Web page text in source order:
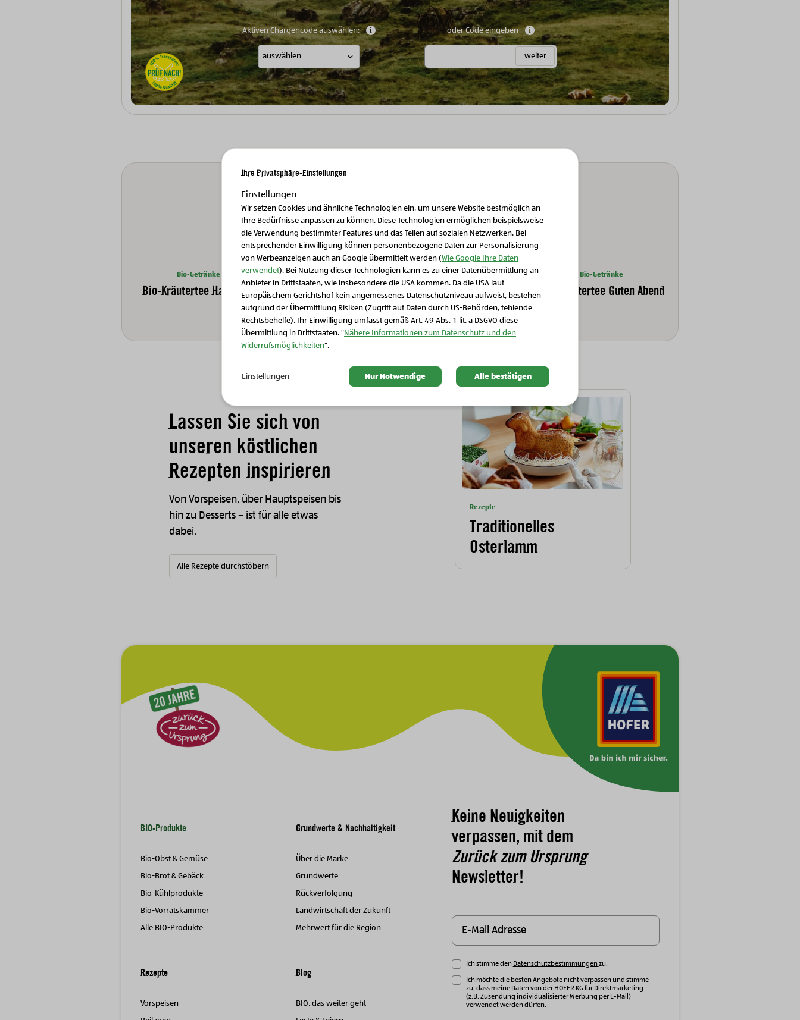
Aktiven Chargencode auswählen: Weitere Informationen anzeigen
oder Code eingeben Weitere Informationen anzeigen
weiter
Weitere Produkte
Bio-Getränke
Bio-Kräutertee Harmonie
Bio-Getränke
Bio-Kräutertee Atemwohl
Bio-Getränke
Bio-Apfel-Kräutertee Auszeit
Bio-Getränke
Bio-Kräutertee Guten Abend
Rezepte
Traditionelles
Osterlamm
Lassen Sie sich von
unseren köstlichen
Rezepten inspirieren
Von Vorspeisen, über Hauptspeisen bis
hin zu Desserts – ist für alle etwas
dabei.
Alle Rezepte durchstöbern
Keine Neuigkeiten
verpassen, mit dem
Zurück zum Ursprung
Newsletter!
Ich stimme den Datenschutzbestimmungenzu.
Ich möchte die besten Angebote nicht verpassen und stimme
zu, dass meine Daten von der HOFER KG für Direktmarketing
(z.B. Zusendung individualisierter Werbung per E-Mail)
verwendet werden dürfen.
BIO-Produkte
Bio-Obst & Gemüse
Bio-Brot & Gebäck
Bio-Kühlprodukte
Bio-Vorratskammer
Alle BIO-Produkte
Grundwerte & Nachhaltigkeit
Über die Marke
Grundwerte
Rückverfolgung
Landwirtschaft der Zukunft
Mehrwert für die Region
Rezepte
Vorspeisen
Blog
BIO, das weiter geht
Schließen Sie dieses Feld
Ihre Privatsphäre-Einstellungen
Einstellungen
Wir setzen Cookies und ähnliche Technologien ein, um unsere Website bestmöglich an
Ihre Bedürfnisse anpassen zu können. Diese Technologien ermöglichen beispielsweise
die Verwendung bestimmter Features und das Teilen auf sozialen Netzwerken. Bei
entsprechender Einwilligung können personenbezogene Daten zur Personalisierung
von Werbeanzeigen auch an Google übermittelt werden (Wie Google Ihre Daten
verwendet). Bei Nutzung dieser Technologien kann es zu einer Datenübermittlung an
Anbieter in Drittstaaten, wie insbesondere die USA kommen. Da die USA laut
Europäischem Gerichtshof kein angemessenes Datenschutzniveau aufweist, bestehen
aufgrund der Übermittlung Risiken (Zugriff auf Daten durch US-Behörden, fehlende
Rechtsbehelfe). Ihr Einwilligung umfasst gemäß Art. 49 Abs. 1 lit. a DSGVO diese
Übermittlung in Drittstaaten. "Nähere Informationen zum Datenschutz und den
Widerrufsmöglichkeiten".
Einstellungen Nur Notwendige Alle bestätigen